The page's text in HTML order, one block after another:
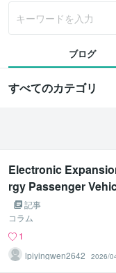
ブログ
すべてのカテゴリ
Electronic
rgy Passenger
ア・調査報告書 2026
記事
コラム
1
lpiyingwen2642
2026/